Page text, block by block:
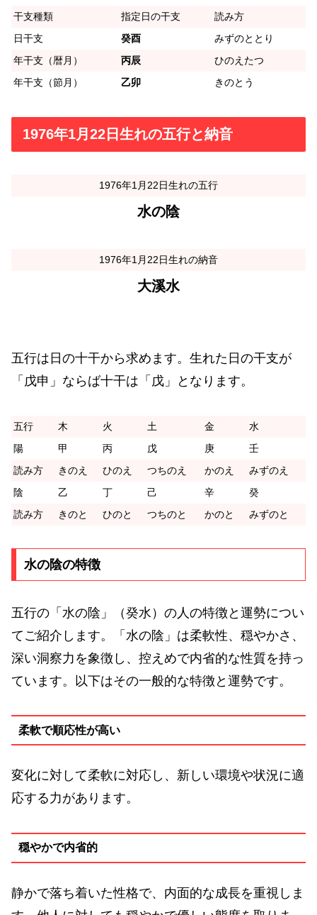
干支種類 指定日の干支
読み方
日干支
癸酉
みずのととり
年干支（暦月）
丙辰
ひのえたつ
年干支（節月）
乙卯 きのとう
1976年1月22日生れの五行と納音
1976年1月22日生れの五行
水の陰
1976年1月22日生れの納音
大溪水
五行は日の十干から求めます。生れた日の干支が
「戊申」ならば十干は「戊」となります。
五行 木 火 土 金
水
陽
甲 丙 戊 庚
壬
読み方
きのえ ひのえ つちのえ かのえ
みずのえ
陰
乙 丁 己 辛
癸
読み方
きのと ひのと つちのと かのと みずのと
水の陰の特徴
五行の「水の陰」（癸水）の人の特徴と運勢につい
てご紹介します。「水の陰」は柔軟性、穏やかさ、
深い洞察力を象徴し、控えめで内省的な性質を持っ
ています。以下はその一般的な特徴と運勢です。
柔軟で順応性が高い
変化に対して柔軟に対応し、新しい環境や状況に適
応する力があります。
穏やかで内省的
静かで落ち着いた性格で、内面的な成長を重視しま